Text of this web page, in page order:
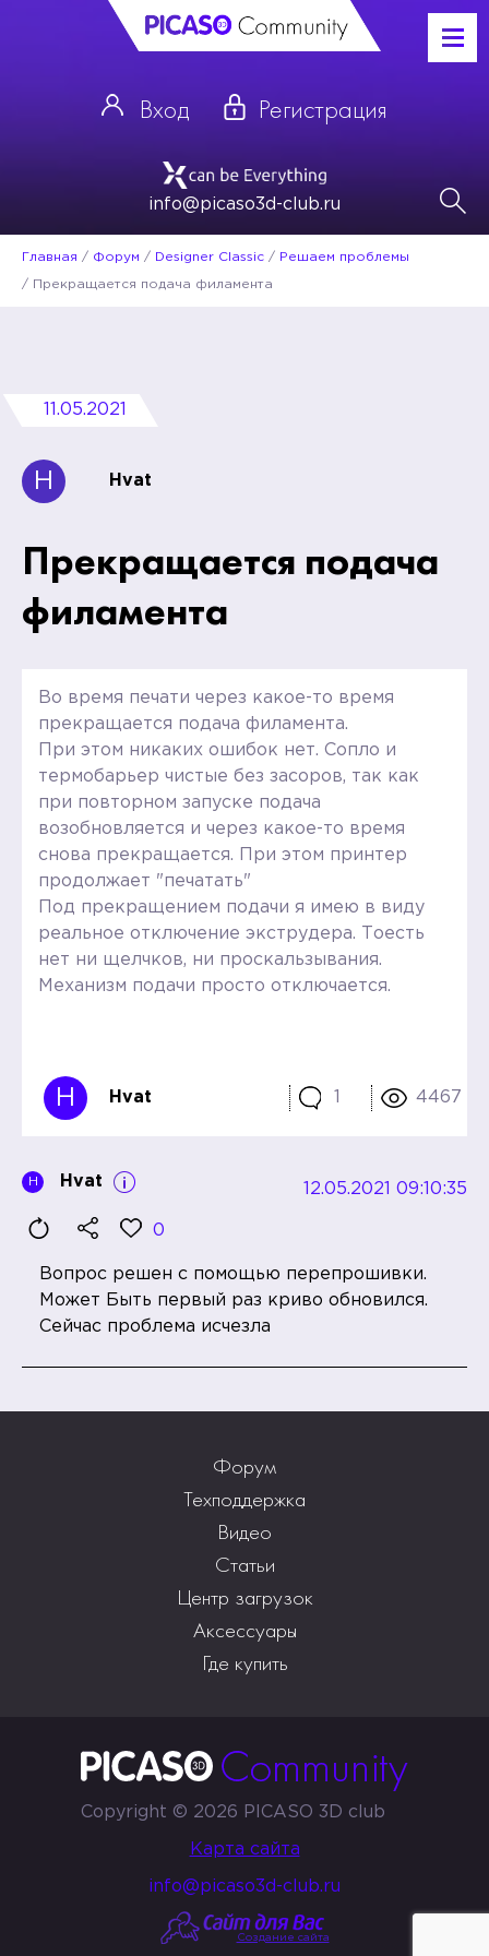
Вход Регистрация
info@picaso3d-club.ru
Главная / Форум / Designer Classic / Решаем проблемы
/ Прекращается подача филамента
11.05.2021
H Hvat
Прекращается подача
филамента
Во время печати через какое-то время
прекращается подача филамента.
При этом никаких ошибок нет. Сопло и
термобарьер чистые без засоров, так как
при повторном запуске подача
возобновляется и через какое-то время
снова прекращается. При этом принтер
продолжает "печатать"
Под прекращением подачи я имею в виду
реальное отключение экструдера. Тоесть
нет ни щелчков, ни проскальзывания.
Механизм подачи просто отключается.
H Hvat 1 4467
H Hvat 12.05.2021 09:10:35
0
Вопрос решен с помощью перепрошивки.
Может Быть первый раз криво обновился.
Сейчас проблема исчезла
Форум
Техподдержка
Видео
Статьи
Центр загрузок
Аксессуары
Где купить
Copyright © 2026 PICASO 3D club
Карта сайта
info@picaso3d-club.ru
Создание сайта